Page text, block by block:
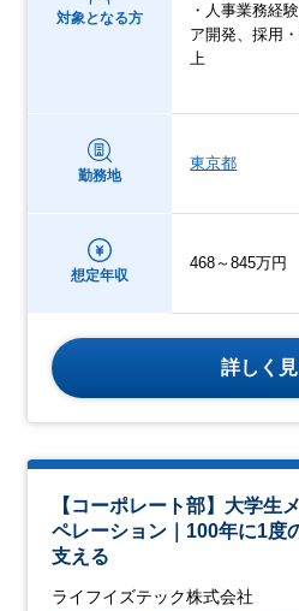
対象となる方
・⼈事業務経
ア開発、採⽤
上
勤務地
東京都
想定年収
468～845万円
詳しく
【コーポレート部】大学生
ペレーション｜100年に1度
支える
ライフイズテック株式会社